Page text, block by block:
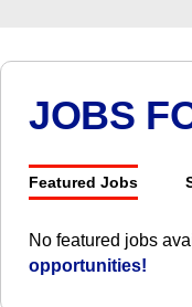
JOBS
Featured Jobs
No featured jobs
opportunities!